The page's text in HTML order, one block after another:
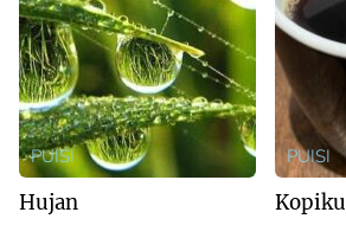
PUISI
Hujan
PUISI
Kopiku